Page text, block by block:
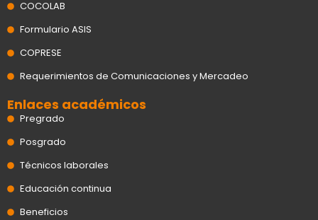
COCOLAB
Formulario ASIS
COPRESE
Requerimientos de Comunicaciones y Mercadeo
Enlaces académicos
Pregrado
Posgrado
Técnicos laborales
Educación continua
Beneficios